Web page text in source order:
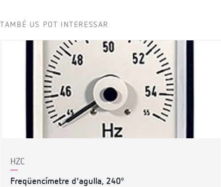
TAMBÉ US POT INTERESSAR
HZC
Freqüencímetre d'agulla, 240º